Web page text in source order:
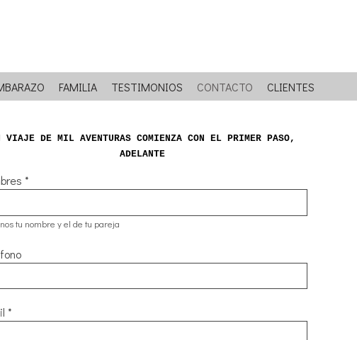
FAMILIA TESTIMONIOS CONTACTO CLIENTES
VIAJE DE MIL AVENTURAS COMIENZA CON EL PRIMER PASO,
ADELANTE
*
tu nombre y el de tu pareja
*